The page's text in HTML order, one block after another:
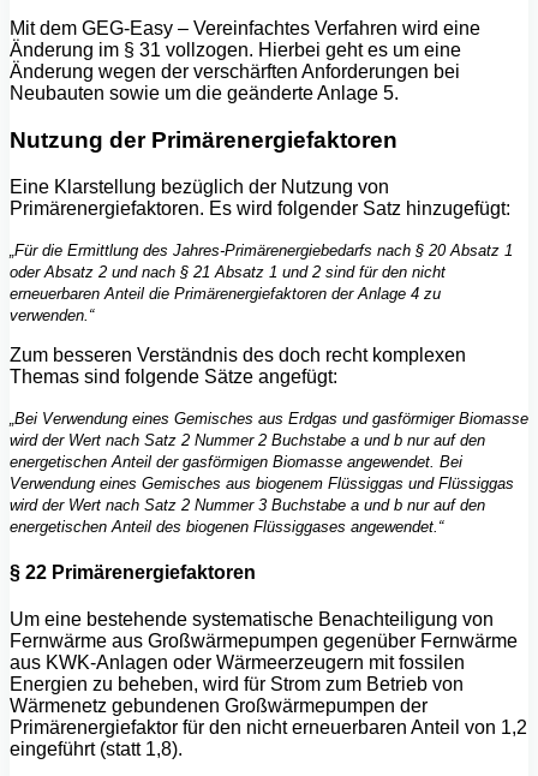
Mit dem GEG-Easy – Vereinfachtes Verfahren wird eine
Änderung im § 31 vollzogen. Hierbei geht es um eine
Änderung wegen der verschärften Anforderungen bei
Neubauten sowie um die geänderte Anlage 5.
Nutzung der Primärenergiefaktoren
Eine Klarstellung bezüglich der Nutzung von
Primärenergiefaktoren. Es wird folgender Satz hinzugefügt:
„Für die Ermittlung des Jahres-Primärenergiebedarfs nach § 20 Absatz 1
oder Absatz 2 und nach § 21 Absatz 1 und 2 sind für den nicht
erneuerbaren Anteil die Primärenergiefaktoren der Anlage 4 zu
verwenden.“
Zum besseren Verständnis des doch recht komplexen
Themas sind folgende Sätze angefügt:
„Bei Verwendung eines Gemisches aus Erdgas und gasförmiger Biomasse
wird der Wert nach Satz 2 Nummer 2 Buchstabe a und b nur auf den
energetischen Anteil der gasförmigen Biomasse angewendet. Bei
Verwendung eines Gemisches aus biogenem Flüssiggas und Flüssiggas
wird der Wert nach Satz 2 Nummer 3 Buchstabe a und b nur auf den
energetischen Anteil des biogenen Flüssiggases angewendet.“
§ 22 Primärenergiefaktoren
Um eine bestehende systematische Benachteiligung von
Fernwärme aus Großwärmepumpen gegenüber Fernwärme
aus KWK-Anlagen oder Wärmeerzeugern mit fossilen
Energien zu beheben, wird für Strom zum Betrieb von
Wärmenetz gebundenen Großwärmepumpen der
Primärenergiefaktor für den nicht erneuerbaren Anteil von 1,2
eingeführt (statt 1,8).